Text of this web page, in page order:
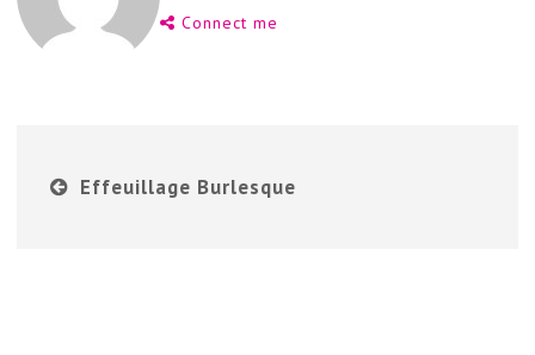
Connect me
Effeuillage Burlesque